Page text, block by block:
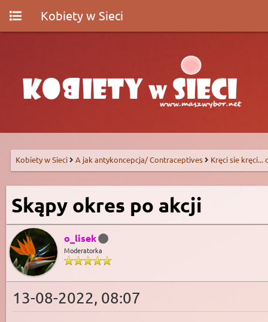
Kobiety w Sieci
Kobiety w Sieci A jak antykoncepcja/ Contraceptives Kręci sie kręci...
Skąpy okres po akcji
o_lisek
Moderatorka
13-08-2022, 08:07